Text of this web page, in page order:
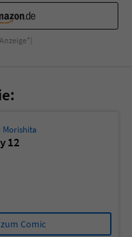
Morishita
12
zum Comic